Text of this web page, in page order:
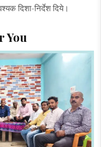
दिशा-निर्देश दिये।
You